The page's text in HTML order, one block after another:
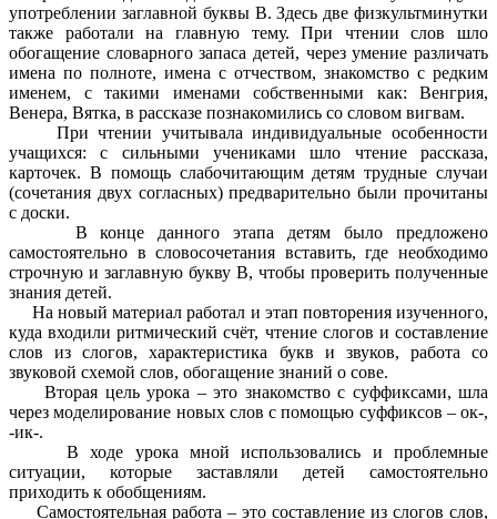
употреблении заглавной буквы В. Здесь две физкультминутки
также работали на главную тему. При чтении слов шло
обогащение словарного запаса детей, через умение различать
имена по полноте, имена с отчеством, знакомство с редким
именем, с такими именами собственными как: Венгрия,
Венера, Вятка, в рассказе познакомились со словом вигвам.
При чтении учитывала индивидуальные особенности
учащихся: с сильными учениками шло чтение рассказа,
карточек. В помощь слабочитающим детям трудные случаи
(сочетания двух согласных) предварительно были прочитаны
с доски.
В конце данного этапа детям было предложено
самостоятельно в словосочетания вставить, где необходимо
строчную и заглавную букву В, чтобы проверить полученные
знания детей.
На новый материал работал и этап повторения изученного,
куда входили ритмический счёт, чтение слогов и составление
слов из слогов, характеристика букв и звуков, работа со
звуковой схемой слов, обогащение знаний о сове.
Вторая цель урока – это знакомство с суффиксами, шла
через моделирование новых слов с помощью суффиксов – ок-,
-ик-.
В ходе урока мной использовались и проблемные
ситуации, которые заставляли детей самостоятельно
приходить к обобщениям.
Самостоятельная работа – это составление из слогов слов,